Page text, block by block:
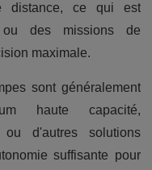
distance, ce qui est
des missions de
maximale.
sont généralement
haute capacité,
d'autres solutions
suffisante pour